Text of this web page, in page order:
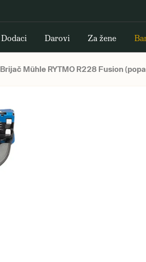
Dodaci Darovi Za žene
Brijač Mühle RYTMO R228 Fusion